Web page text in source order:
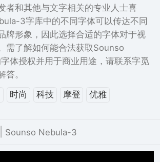
者和其他与文字相关的专业人士喜
3字库中的不同字体可以传达不同
牌形象，因此选择合适的字体对于视
需了解如何能合法获取Sounso
体授权并用于商业用途，请联系字觅
答。
时尚 科技 摩登 优雅
Sounso Nebula-3